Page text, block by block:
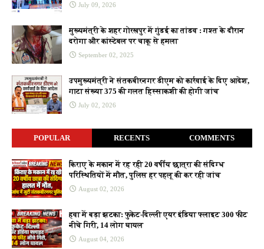
July 09, 2026
मुख्यमंत्री के शहर गोरखपुर में गुंडई का तांडव : गश्त के दौरान
दरोगा और कांस्टेबल पर चाकू से हमला
September 02, 2025
उपमुख्यमंत्री ने संतकबीरनगर डीएम को कार्रवाई के दिए आदेश,
गाटा संख्या 375 की गलत हिस्साकशी की होगी जांच
July 02, 2026
POPULAR RECENTS COMMENTS
किराए के मकान में रह रही 20 वर्षीय छात्रा की संदिग्ध
परिस्थितियों में मौत, पुलिस हर पहलू की कर रही जांच
August 02, 2026
हवा में बड़ा झटका: फुकेट-दिल्ली एयर इंडिया फ्लाइट 300 फीट
नीचे गिरी, 14 लोग घायल
August 04, 2026